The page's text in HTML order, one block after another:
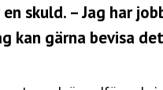
skuld. – Jag har
kan gärna bevisa